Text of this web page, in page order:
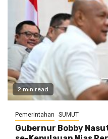
2 min read
Pemerintahan SUMUT
Gubernur Bobby